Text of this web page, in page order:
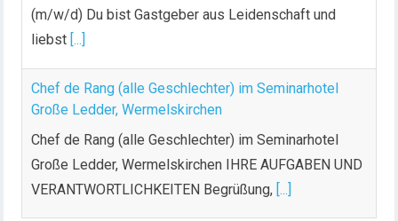
(m/w/d) Du bist Gastgeber aus Leidenschaft und
liebst [...]
Chef de Rang (alle Geschlechter) im Seminarhotel
Große Ledder, Wermelskirchen
Chef de Rang (alle Geschlechter) im Seminarhotel
Große Ledder, Wermelskirchen IHRE AUFGABEN UND
VERANTWORTLICHKEITEN Begrüßung, [...]